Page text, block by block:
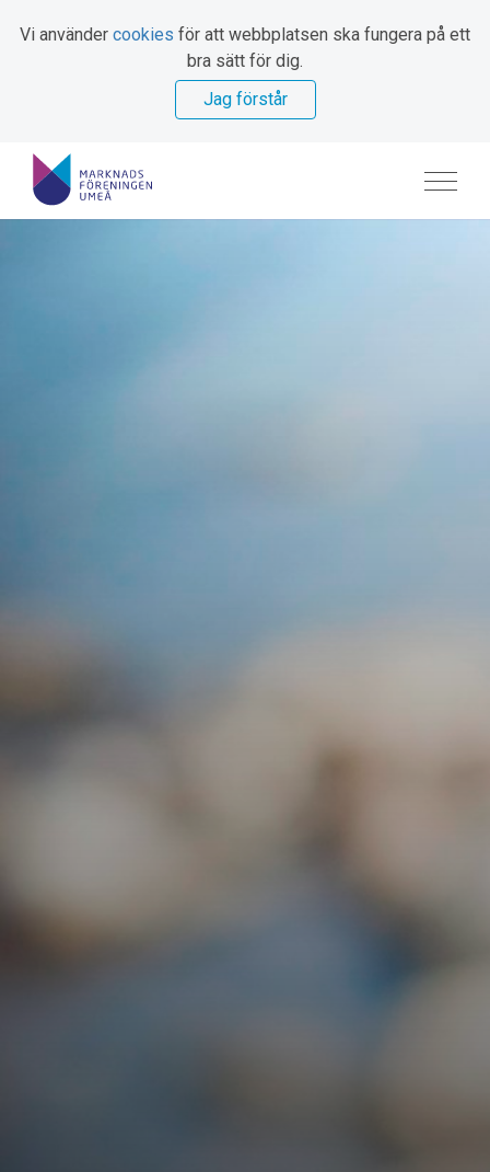
Vi använder cookies för att webbplatsen ska fungera på ett
bra sätt för dig.
Jag förstår